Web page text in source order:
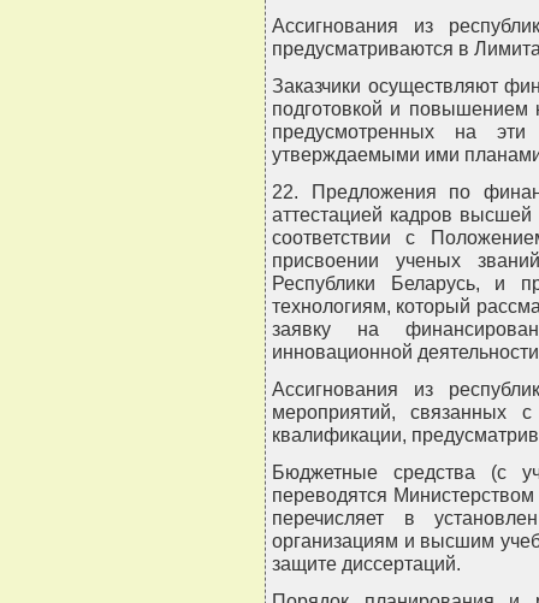
Ассигнования из
предусматриваются в
Заказчики осуществляют
подготовкой и повышением
предусмотренных на
утверждаемыми ими
22. Предложения по
аттестацией кадров
соответствии с
присвоении ученых
Республики Беларусь, и
технологиям, который
заявку на
инновационной
Ассигнования из
мероприятий, связанных
квалификации,
Бюджетные средства (с
переводятся
перечисляет в
организациям и высшим
защите диссертаций.